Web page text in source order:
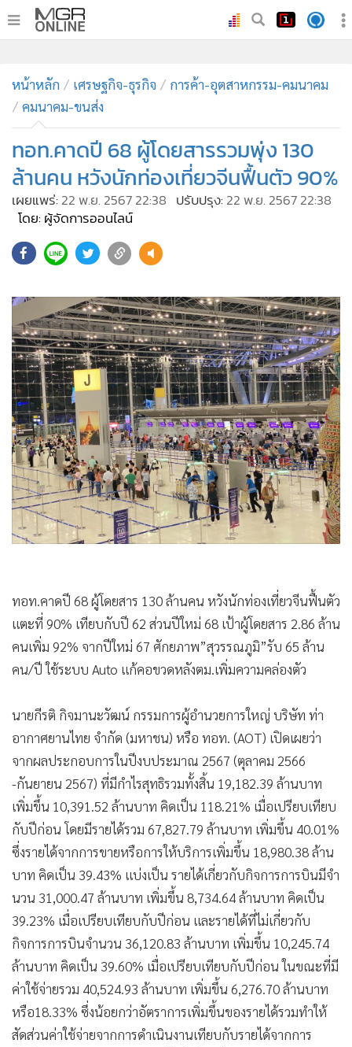
• ทันเหตุการณ์
• ภาคใต้
• ภูมิภาค
• Online Section
• บันเทิง
• ผู้จัดการรายวัน
คอลัมนิสต์
• ละคร
• Cyber BIZ
• ผู้จัดกวน
• Good health & Well-being
• Green Innovation & SD
• Management & HR
• MGR Live
• Infographic
• การเมือง
• ท่องเที่ยว
กีฬา
• ต่างประเทศ
• เศรษฐกิจ-ธุรกิจ
• จีน
• ชุมชน-คุณภาพชีวิต
• อาชญากรรม
• เกม
• วิทยาศาสตร์
• SMEs
หุ้น
• อินโดจีน
•
กองทุนรวม
Celeb Online
Factcheck
• ญี่ปุ่น
• News1
• Gotomanager
หน้าหลัก เศรษฐกิจ-ธุรกิจ
การค้า-อุตสาหกรรม-คมนาคม
คมนาคม-ขนส่ง
ทอท.คาดปี 68 ผู้โดยสารรวมพุ่ง 130
ล้านคน หวังนักท่องเที่ยวจีนฟื้นตัว 90%
เผยแพร่: 22 พ.ย. 2567 22:38 ปรับปรุง: 22 พ.ย. 2567 22:38
โดย: ผู้จัดการออนไลน์
ทอท.คาดปี 68 ผู้โดยสาร 130 ล้านคน หวังนักท่องเที่ยวจีนฟื้นตัว
แตะที่ 90% เทียบกับปี 62 ส่วนปีใหม่ 68 เป้าผู้โดยสาร 2.86 ล้าน
คนเพิ่ม 92% จากปีใหม่ 67 ศักยภาพ”สุวรรณภูมิ”รับ 65 ล้าน
คน/ปี ใช้ระบบ Auto แก้คอขวดหลังตม.เพิ่มความคล่องตัว
นายกีรติ กิจมานะวัฒน์ กรรมการผู้อำนวยการใหญ่ บริษัท ท่า
อากาศยานไทย จำกัด (มหาชน) หรือ ทอท. (AOT) เปิดเผยว่า
จากผลประกอบการในปีงบประมาณ 2567 (ตุลาคม 2566
-กันยายน 2567) ที่มีกำไรสุทธิรวมทั้งสิ้น 19,182.39 ล้านบาท
เพิ่มขึ้น 10,391.52 ล้านบาท คิดเป็น 118.21% เมื่อเปรียบเทียบ
กับปีก่อน โดยมีรายได้รวม 67,827.79 ล้านบาท เพิ่มขึ้น 40.01%
ซึ่งรายได้จากการขายหรือการให้บริการเพิ่มขึ้น 18,980.38 ล้าน
บาท คิดเป็น 39.43% แบ่งเป็น รายได้เกี่ยวกับกิจการการบินมีจํา
นวน 31,000.47 ล้านบาท เพิ่มขึ้น 8,734.64 ล้านบาท คิดเป็น
39.23% เมื่อเปรียบเทียบกับปีก่อน และรายได้ที่ไม่เกี่ยวกับ
กิจการการบินจํานวน 36,120.83 ล้านบาท เพิ่มขึ้น 10,245.74
ล้านบาท คิดเป็น 39.60% เมื่อเปรียบเทียบกับปีก่อน ในขณะที่มี
ค่าใช้จ่ายรวม 40,524.93 ล้านบาท เพิ่มขึ้น 6,276.70 ล้านบาท
หรือ18.33% ซึ่งน้อยกว่าอัตราการเพิ่มขึ้นของรายได้รวมทำให้
สัดส่วนค่าใช้จ่ายจากการดำเนินงานเทียบกับรายได้จากการ